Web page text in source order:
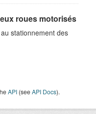
roues motorisés
stationnement des
API (seeAPI Docs).